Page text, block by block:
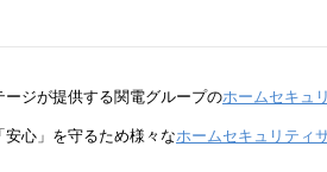
ジが提供する関電グループのホームセキュ
心」を守るため様々なホームセキュリティ